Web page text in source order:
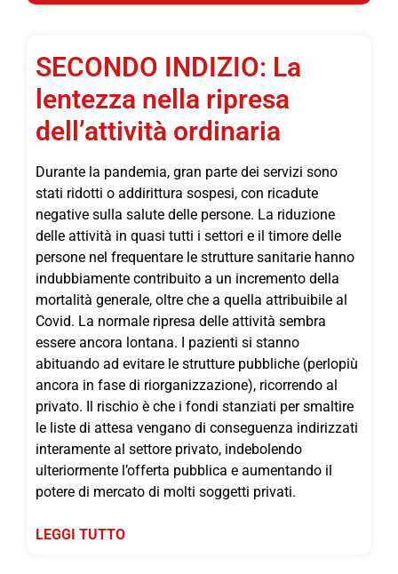
SECONDO INDIZIO: La
lentezza nella ripresa
dell’attività ordinaria
Durante la pandemia, gran parte dei servizi sono
stati ridotti o addirittura sospesi, con ricadute
negative sulla salute delle persone. La riduzione
delle attività in quasi tutti i settori e il timore delle
persone nel frequentare le strutture sanitarie hanno
indubbiamente contribuito a un incremento della
mortalità generale, oltre che a quella attribuibile al
Covid. La normale ripresa delle attività sembra
essere ancora lontana. I pazienti si stanno
abituando ad evitare le strutture pubbliche (perlopiù
ancora in fase di riorganizzazione), ricorrendo al
privato. Il rischio è che i fondi stanziati per smaltire
le liste di attesa vengano di conseguenza indirizzati
interamente al settore privato, indebolendo
ulteriormente l’offerta pubblica e aumentando il
potere di mercato di molti soggetti privati.
LEGGI TUTTO